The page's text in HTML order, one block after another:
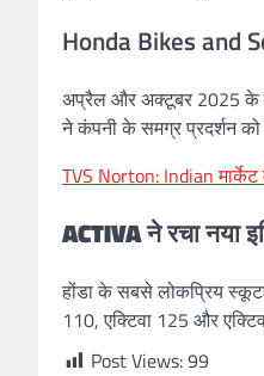
Honda Bikes and
अप्रैल और अक्टूबर 2025 के
ने कंपनी के समग्र प्रदर्शन
TVS Norton: Indian
ACTIVA ने रचा नया
होंडा के सबसे लोकप्रिय
110, एक्टिवा 125 और
Post Views:99